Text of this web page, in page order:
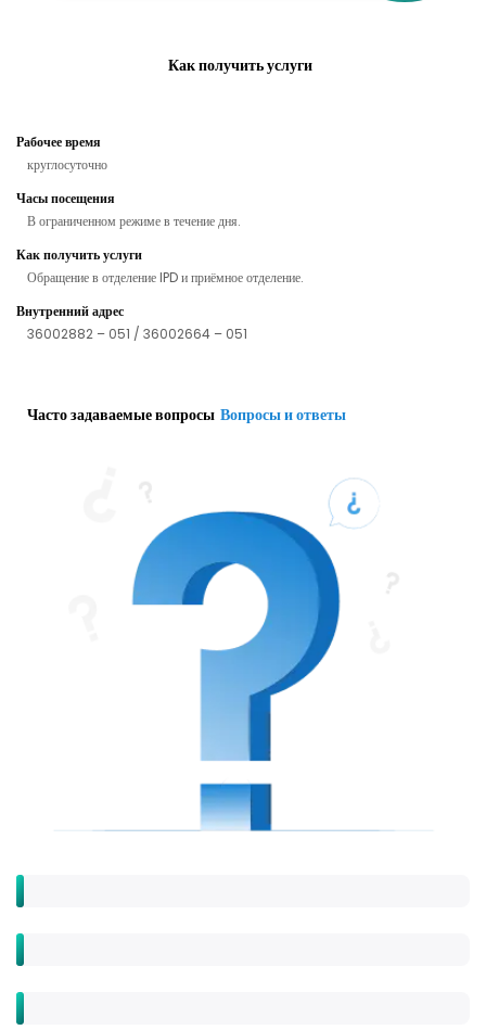
Как получить услуги
Рабочее время
круглосуточно
Часы посещения
В ограниченном режиме в течение дня.
Как получить услуги
Обращение в отделение IPD и приёмное отделение.
Внутренний адрес
36002882 – 051 / 36002664 – 051
Часто задаваемые вопросы Вопросы и ответы